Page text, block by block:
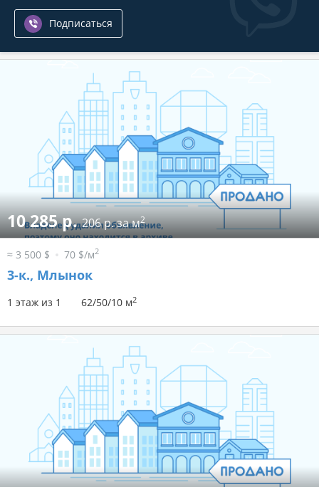
Подписаться
10 285 р.206 р. за м2
≈ 3 500 $ 70 $/м2
3-к., Млынок
1 этаж из 1 62/50/10 м2